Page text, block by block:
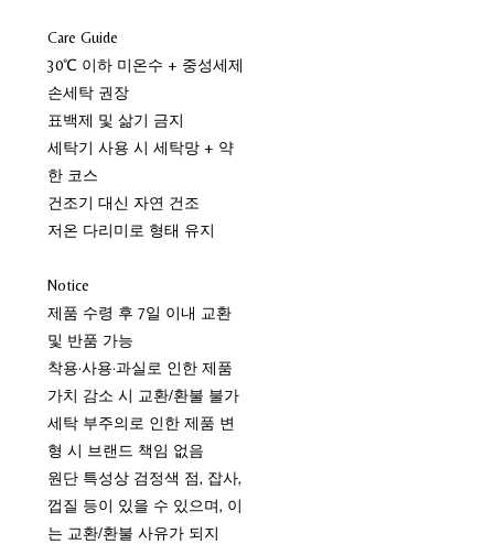
Care Guide
30℃ 이하 미온수 + 중성세제
손세탁 권장
표백제 및 삶기 금지
세탁기 사용 시 세탁망 + 약
한 코스
건조기 대신 자연 건조
저온 다리미로 형태 유지
Notice
제품 수령 후 7일 이내 교환
및 반품 가능
착용·사용·과실로 인한 제품
가치 감소 시 교환/환불 불가
세탁 부주의로 인한 제품 변
형 시 브랜드 책임 없음
원단 특성상 검정색 점, 잡사,
껍질 등이 있을 수 있으며, 이
는 교환/환불 사유가 되지